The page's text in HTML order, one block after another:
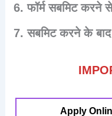
फॉर्म सबमिट
सबमिट करने के
Apply